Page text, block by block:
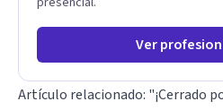
Ver
Artículo relacionado: "¡Cerrado